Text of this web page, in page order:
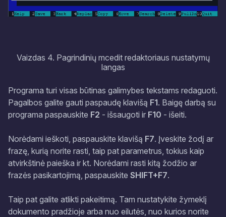
Vaizdas 4. Pagrindinių mcedit redaktoriaus nustatymų
langas
Programa turi visas būtinas galimybes tekstams redaguoti.
Pagalbos galite gauti paspaudę klavišą F1. Baigę darbą su
programa paspauskite F2 - išsaugoti ir F10 - išeiti.
Norėdami ieškoti, paspauskite klavišą F7. Įveskite žodį ar
frazę, kurią norite rasti, taip pat parametrus, tokius kaip
atvirkštinė paieška ir kt. Norėdami rasti kitą žodžio ar
frazės pasikartojimą, paspauskite SHIFT+F7.
Taip pat galite atlikti pakeitimą. Tam nustatykite žymeklį
dokumento pradžioje arba nuo eilutės, nuo kurios norite